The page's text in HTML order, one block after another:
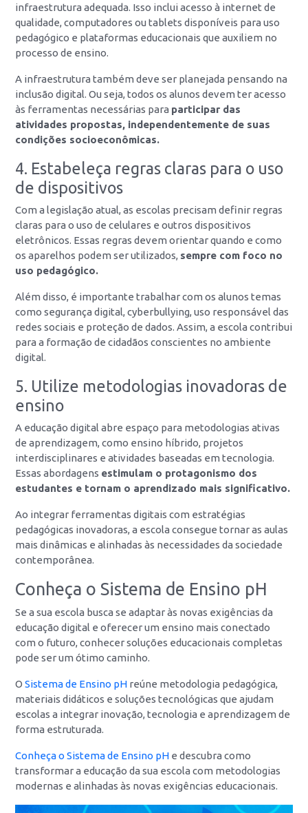
infraestrutura adequada. Isso inclui acesso à internet de
qualidade, computadores ou tablets disponíveis para uso
pedagógico e plataformas educacionais que auxiliem no
processo de ensino.
A infraestrutura também deve ser planejada pensando na
inclusão digital. Ou seja, todos os alunos devem ter acesso
às ferramentas necessárias para participar das
atividades propostas, independentemente de suas
condições socioeconômicas.
4. Estabeleça regras claras para o uso
de dispositivos
Com a legislação atual, as escolas precisam definir regras
claras para o uso de celulares e outros dispositivos
eletrônicos. Essas regras devem orientar quando e como
os aparelhos podem ser utilizados, sempre com foco no
uso pedagógico.
Além disso, é importante trabalhar com os alunos temas
como segurança digital, cyberbullying, uso responsável das
redes sociais e proteção de dados. Assim, a escola contribui
para a formação de cidadãos conscientes no ambiente
digital.
5. Utilize metodologias inovadoras de
ensino
A educação digital abre espaço para metodologias ativas
de aprendizagem, como ensino híbrido, projetos
interdisciplinares e atividades baseadas em tecnologia.
Essas abordagens estimulam o protagonismo dos
estudantes e tornam o aprendizado mais significativo.
Ao integrar ferramentas digitais com estratégias
pedagógicas inovadoras, a escola consegue tornar as aulas
mais dinâmicas e alinhadas às necessidades da sociedade
contemporânea.
Conheça o Sistema de Ensino pH
Se a sua escola busca se adaptar às novas exigências da
educação digital e oferecer um ensino mais conectado
com o futuro, conhecer soluções educacionais completas
pode ser um ótimo caminho.
OSistema de Ensino pH reúne metodologia pedagógica,
materiais didáticos e soluções tecnológicas que ajudam
escolas a integrar inovação, tecnologia e aprendizagem de
forma estruturada.
Conheça o Sistema de Ensino pH e descubra como
transformar a educação da sua escola com metodologias
modernas e alinhadas às novas exigências educacionais.